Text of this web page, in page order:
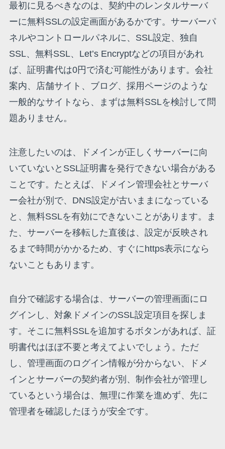
最初に見るべきなのは、契約中のレンタルサーバ
ーに無料SSLの設定画面があるかです。サーバーパ
ネルやコントロールパネルに、SSL設定、独自
SSL、無料SSL、Let’s Encryptなどの項目があれ
ば、証明書代は0円で済む可能性があります。会社
案内、店舗サイト、ブログ、採用ページのような
一般的なサイトなら、まずは無料SSLを検討して問
題ありません。
注意したいのは、ドメインが正しくサーバーに向
いていないとSSL証明書を発行できない場合がある
ことです。たとえば、ドメイン管理会社とサーバ
ー会社が別で、DNS設定が古いままになっている
と、無料SSLを有効にできないことがあります。ま
た、サーバーを移転した直後は、設定が反映され
るまで時間がかかるため、すぐにhttps表示になら
ないこともあります。
自分で確認する場合は、サーバーの管理画面にロ
グインし、対象ドメインのSSL設定項目を探しま
す。そこに無料SSLを追加するボタンがあれば、証
明書代はほぼ不要と考えてよいでしょう。ただ
し、管理画面のログイン情報が分からない、ドメ
インとサーバーの契約者が別、制作会社が管理し
ているという場合は、無理に作業を進めず、先に
管理者を確認したほうが安全です。